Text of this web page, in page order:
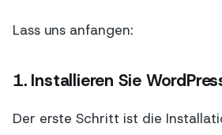
Lass uns anfangen:
1. Installieren Sie
Der erste Schritt ist die